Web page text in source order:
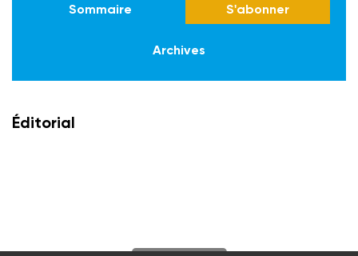
Sommaire S'abonner
Archives
Éditorial